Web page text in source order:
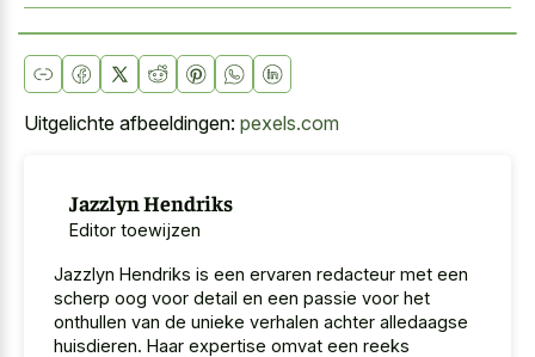
Uitgelichte afbeeldingen: pexels.com
Jazzlyn Hendriks
Editor toewijzen
Jazzlyn Hendriks is een ervaren redacteur met een
scherp oog voor detail en een passie voor het
onthullen van de unieke verhalen achter alledaagse
huisdieren. Haar expertise omvat een reeks